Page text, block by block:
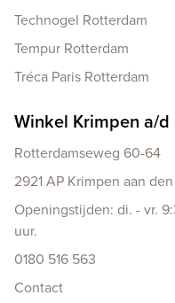
Technogel Rotterdam
Tempur Rotterdam
Tréca Paris Rotterdam
Winkel Krimpen a/d
Rotterdamseweg 60-64
2921 AP Krimpen aan
Openingstijden: di. - vr.
uur.
0180 516 563
Contact